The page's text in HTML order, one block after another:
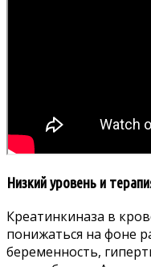
Низкий уровень и
Креатинкиназа в
понижаться на фоне
беременность,